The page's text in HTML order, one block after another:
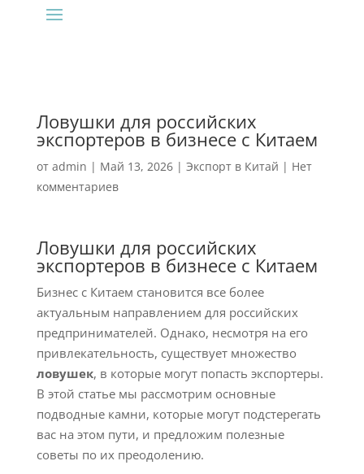
Ловушки для российских
экспортеров в бизнесе с Китаем
от admin | Май 13, 2026| Экспорт в Китай | Нет
комментариев
Ловушки для российских
экспортеров в бизнесе с Китаем
Бизнес с Китаем становится все более
актуальным направлением для российских
предпринимателей. Однако, несмотря на его
привлекательность, существует множество
ловушек, в которые могут попасть экспортеры.
В этой статье мы рассмотрим основные
подводные камни, которые могут подстерегать
вас на этом пути, и предложим полезные
советы по их преодолению.